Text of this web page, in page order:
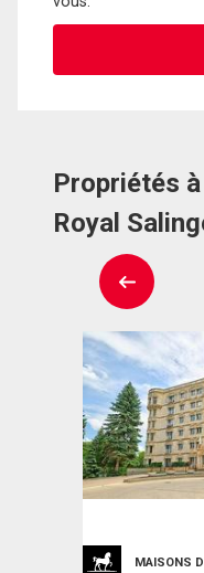
Propriétés
Royal
MAISONS